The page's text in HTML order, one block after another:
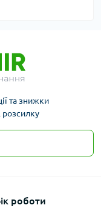
та знижки
розсилку
роботи